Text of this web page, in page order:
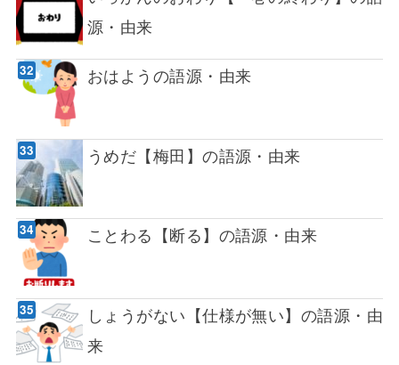
源・由来
おはようの語源・由来
うめだ【梅田】の語源・由来
ことわる【断る】の語源・由来
しょうがない【仕様が無い】の語源・由
来